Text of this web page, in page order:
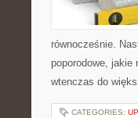
równocześnie.
poporodowe, jakie
wtenczas do
CATEGORIES: